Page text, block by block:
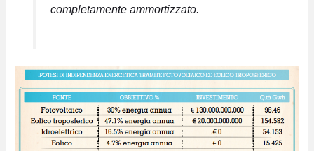
completamente ammortizzato.